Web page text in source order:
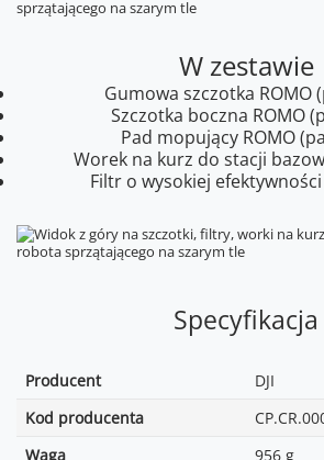
W zestawie
Gumowa szczotka ROMO
Szczotka boczna ROMO
Pad mopujący ROMO
Worek na kurz do stacji
Filtr o wysokiej efektywności
Specyfikacja
Producent
DJI
Kod producenta
Waga
956 g